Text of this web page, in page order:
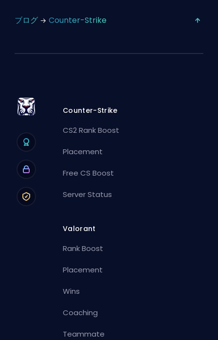
ブログ Counter-Strike
Counter-Strike
CS2 Rank Boost
Placement
Free CS Boost
Server Status
Valorant
Rank Boost
Placement
Wins
Coaching
Teammate